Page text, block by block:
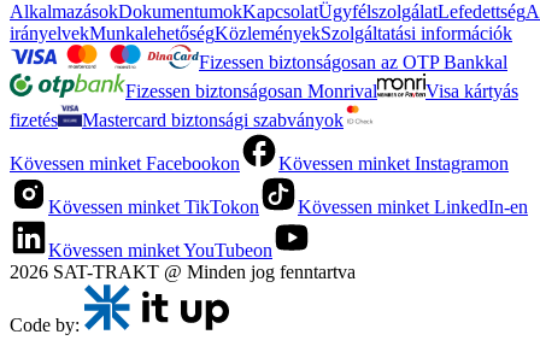
AlkalmazásokDokumentumokKapcsolatÜgyfélszolgálatLefedettség
irányelvekMunkalehetőségKözleményekSzolgáltatási információk
Fizessen biztonságosan az OTP Bankkal
Fizessen biztonságosan Monrival
Visa kártyás
fizetés
Mastercard biztonsági szabványok
Kövessen minket Facebookon Kövessen minket Instagramon
Kövessen minket TikTokon Kövessen minket LinkedIn-en
Kövessen minket YouTubeon
2026 SAT-TRAKT @ Minden jog fenntartva
Code by: